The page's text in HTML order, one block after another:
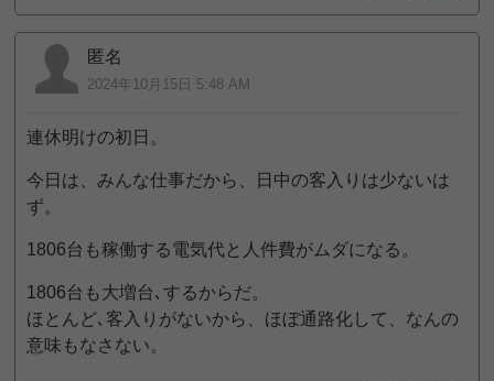
匿名
2024年10月15日 5:48 AM
連休明けの初日。
今日は、みんな仕事だから、日中の客入りは少ないは
ず。
1806台も稼働する電気代と人件費がムダになる。
1806台も大増台､するからだ。
ほとんど､客入りがないから、ほぼ通路化して、なんの
意味もなさない。